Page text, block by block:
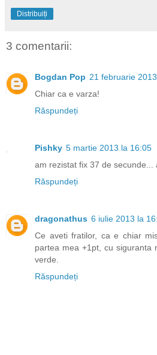
Distribuiți
3 comentarii:
Bogdan Pop 21 februarie
Chiar ca e varza!
Răspundeți
Pishky 5 martie 2013 la 16:05
am rezistat fix 37 de secunde...
Răspundeți
dragonathus 6 iulie 2013 la
Ce aveti fratilor, ca e chiar
partea mea +1pt, cu siguranta
verde.
Răspundeți